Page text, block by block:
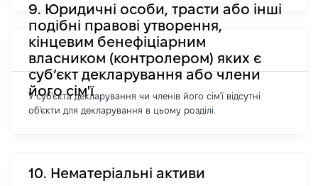
9. Юридичні особи, трасти або інші
подібні правові утворення,
кінцевим бенефіціарним
власником (контролером) яких є
суб’єкт декларування або члени
його сім'ї
У суб'єкта декларування чи членів його сім'ї відсутні
об'єкти для декларування в цьому розділі.
10. Нематеріальні активи